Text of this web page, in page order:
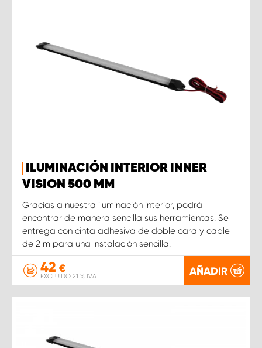
ILUMINACIÓN INTERIOR INNER
VISION 500 MM
Gracias a nuestra iluminación interior, podrá
encontrar de manera sencilla sus herramientas. Se
entrega con cinta adhesiva de doble cara y cable
de 2 m para una instalación sencilla.
42 €
EXCLUIDO 21 % IVA AÑADIR